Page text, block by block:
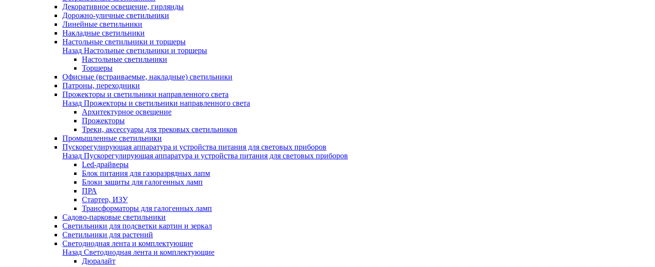
Декоративное освещение, гирлянды
Дорожно-уличные светильники
Линейные светильники
Накладные светильники
Настольные светильники и торшеры
Назад Настольные светильники и торшеры
Настольные светильники
Торшеры
Офисные (встраиваемые, накладные) светильники
Патроны, переходники
Прожекторы и светильники направленного света
Назад Прожекторы и светильники направленного света
Архитектурное освещение
Прожекторы
Треки, аксессуары для трековых светильников
Промышленные светильники
Пускорегулирующая аппаратура и устройства питания для световых приборов
Назад Пускорегулирующая аппаратура и устройства питания для световых приборов
Led-драйверы
Блок питания для газоразрядных лапм
Блоки защиты для галогенных ламп
ПРА
Стартер, ИЗУ
Трансформаторы для галогенных ламп
Садово-парковые светильники
Светильники для подсветки картин и зеркал
Светильники для растений
Светодиодная лента и комплектующие
Назад Светодиодная лента и комплектующие
Дюралайт